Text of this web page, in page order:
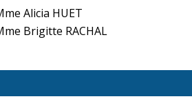
Alicia HUET
Brigitte RACHAL